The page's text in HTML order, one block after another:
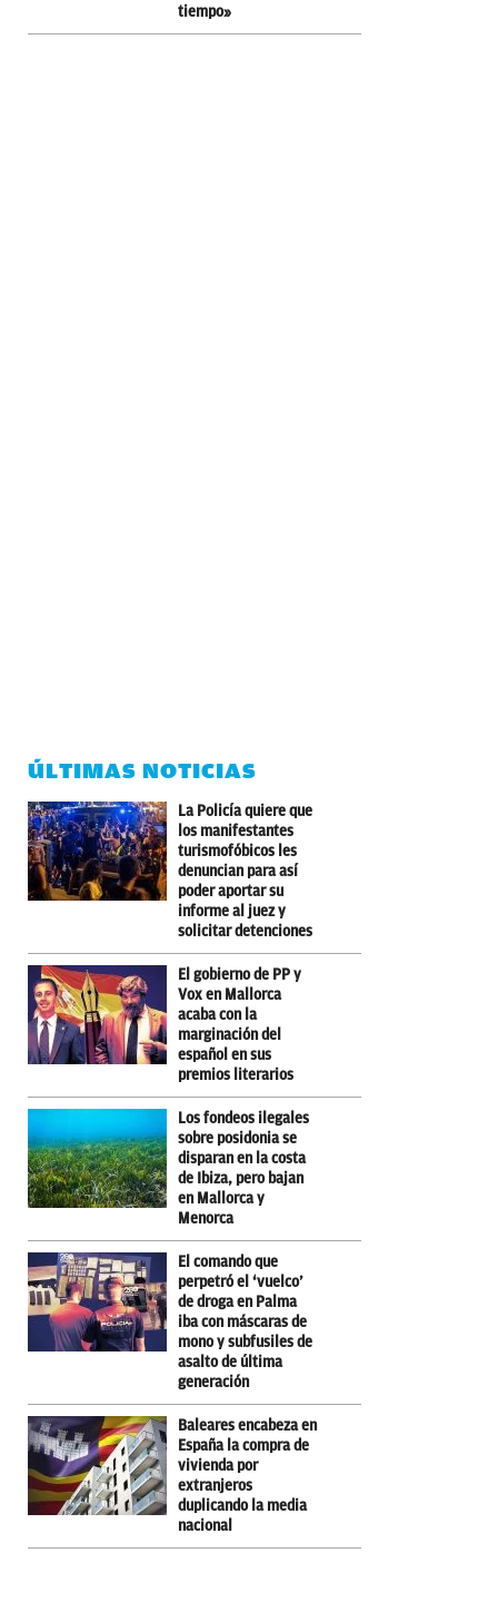
tiempo»
ÚLTIMAS NOTICIAS
La Policía quiere que
los manifestantes
turismofóbicos les
denuncian para así
poder aportar su
informe al juez y
solicitar detenciones
El gobierno de PP y
Vox en Mallorca
acaba con la
marginación del
español en sus
premios literarios
Los fondeos ilegales
sobre posidonia se
disparan en la costa
de Ibiza, pero bajan
en Mallorca y
Menorca
El comando que
perpetró el ‘vuelco’
de droga en Palma
iba con máscaras de
mono y subfusiles de
asalto de última
generación
Baleares encabeza en
España la compra de
vivienda por
extranjeros
duplicando la media
nacional